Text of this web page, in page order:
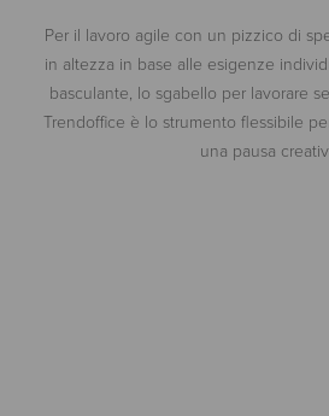
Per il lavoro agile con un pizzico di
in altezza in base alle esigenze
basculante, lo sgabello per lavorare
Trendoffice è lo strumento flessibile
una pausa